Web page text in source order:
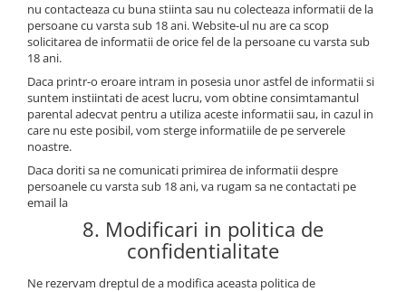
nu contacteaza cu buna stiinta sau nu colecteaza informatii de la
persoane cu varsta sub 18 ani. Website-ul nu are ca scop
solicitarea de informatii de orice fel de la persoane cu varsta sub
18 ani.
Daca printr-o eroare intram in posesia unor astfel de informatii si
suntem instiintati de acest lucru, vom obtine consimtamantul
parental adecvat pentru a utiliza aceste informatii sau, in cazul in
care nu este posibil, vom sterge informatiile de pe serverele
noastre.
Daca doriti sa ne comunicati primirea de informatii despre
persoanele cu varsta sub 18 ani, va rugam sa ne contactati pe
email la
8. Modificari in politica de
confidentialitate
Ne rezervam dreptul de a modifica aceasta politica de